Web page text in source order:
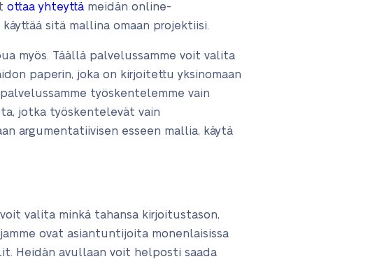
ottaa yhteyttä meidän online-
sitä mallina omaan projektiisi.
myös. Täällä palvelussamme voit valita
paperin, joka on kirjoitettu yksinomaan
työskentelemme vain
jotka työskentelevät vain
argumentatiivisen esseen mallia, käytä
valita minkä tahansa kirjoitustason,
ovat asiantuntijoita monenlaisissa
Heidän avullaan voit helposti saada